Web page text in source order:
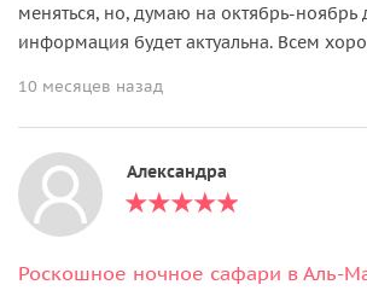
меняться, но, думаю на октябрь-ноябрь
информация будет актуальна. Всем
10 месяцев назад
Александра